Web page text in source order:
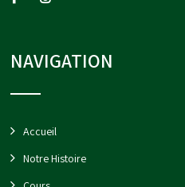
NAVIGATION
Accueil
Notre Histoire